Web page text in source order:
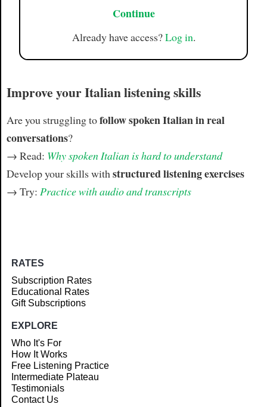
Continue
Already have access?Log in.
Improve your Italian listening skills
Are you struggling tofollow spoken Italian in real
conversations?
→ Read: Why spoken Italian is hard to understand
Develop your skills with structured listening exercises
→ Try: Practice with audio and transcripts
RATES
Subscription Rates
Educational Rates
Gift Subscriptions
EXPLORE
Who It's For
How It Works
Free Listening Practice
Intermediate Plateau
Testimonials
Contact Us